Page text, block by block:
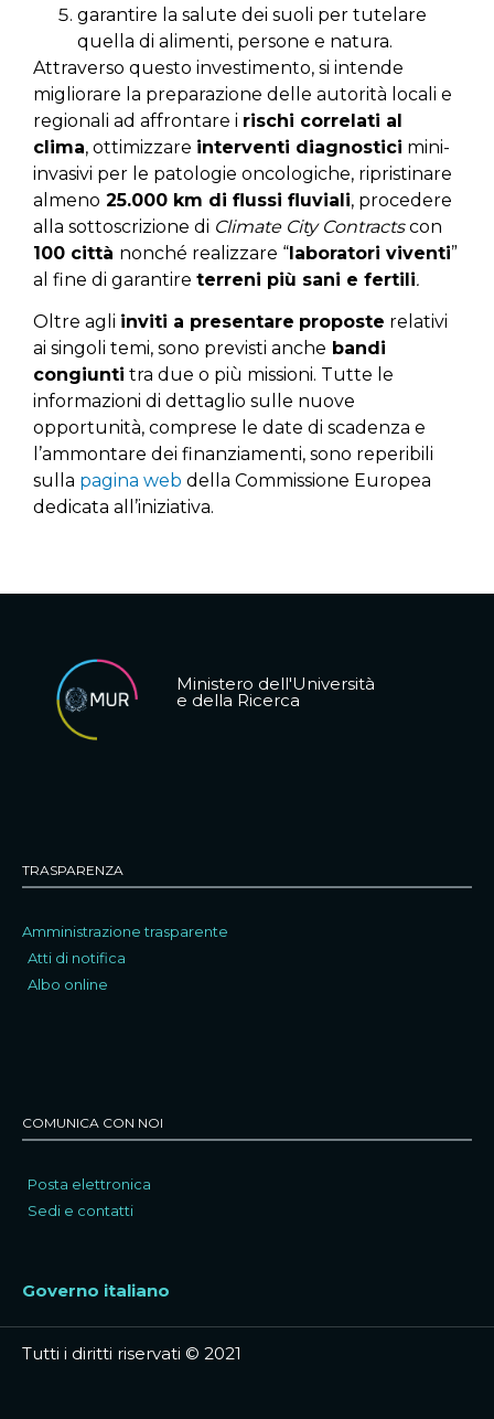
garantire la salute dei suoli per tutelare
quella di alimenti, persone e natura.
Attraverso questo investimento, si intende
migliorare la preparazione delle autorità locali e
regionali ad affrontare i rischi correlati al
clima, ottimizzare interventi diagnostici mini-
invasivi per le patologie oncologiche, ripristinare
almeno 25.000 km di flussi fluviali, procedere
alla sottoscrizione di Climate City Contractscon
100 città nonché realizzare “laboratori viventi”
al fine di garantire terreni più sani e fertili.
Oltre agli inviti a presentare proposte relativi
ai singoli temi, sono previsti anche bandi
congiunti tra due o più missioni. Tutte le
informazioni di dettaglio sulle nuove
opportunità, comprese le date di scadenza e
l’ammontare dei finanziamenti, sono reperibili
sulla pagina web della Commissione Europea
dedicata all’iniziativa.
Ministero dell'Università
e della Ricerca
TRASPARENZA
Amministrazione trasparente
Atti di notifica
Albo online
COMUNICA CON NOI
Posta elettronica
Sedi e contatti
Governo italiano
Tutti i diritti riservati © 2021